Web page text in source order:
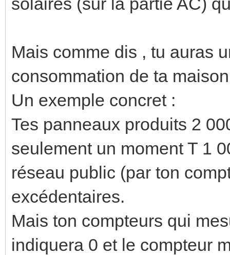
Mais comme dis , tu auras
consommation de ta
Un exemple concret :
Tes panneaux produits 2
seulement un moment T 1
réseau public (par ton
excédentaires.
Mais ton compteurs qui
indiquera 0 et le compteur